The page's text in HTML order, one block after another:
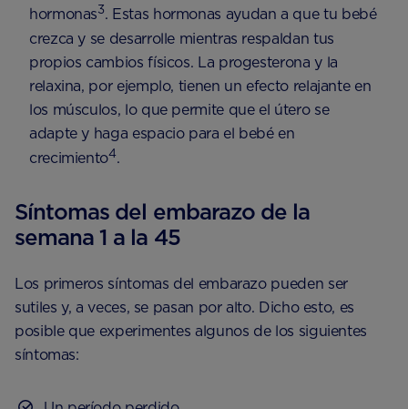
hormonas3. Estas hormonas ayudan a que tu bebé
crezca y se desarrolle mientras respaldan tus
propios cambios físicos. La progesterona y la
relaxina, por ejemplo, tienen un efecto relajante en
los músculos, lo que permite que el útero se
adapte y haga espacio para el bebé en
crecimiento4.
Síntomas del embarazo de la
semana 1 a la 45
Los primeros síntomas del embarazo pueden ser
sutiles y, a veces, se pasan por alto. Dicho esto, es
posible que experimentes algunos de los siguientes
síntomas: